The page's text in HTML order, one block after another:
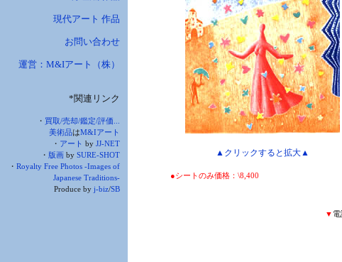
▲クリックすると拡大▲
●シートのみ価格：\8,400
▼
現代アート 作品
お問い合わせ
運営：M&Iアート（株）
*関連リンク
・ 買取/売却/鑑定/評価...
美術品はM&Iアート
・ アート by JJ-NET
・ 版画 by SURE-SHOT
・ Royalty Free Photos -Images of
Japanese Traditions-
Produce by j-biz/SB